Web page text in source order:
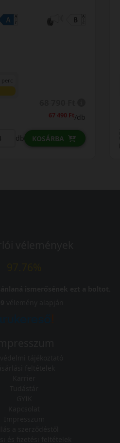
7 perc
67 490 Ft/db
db KOSÁRBA